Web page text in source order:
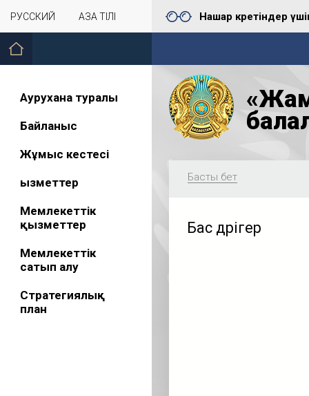
РУССКИЙ ҚАЗАҚ ТІЛІ Нашар көретіндер
Аурухана туралы
Байланыс
Жұмыс кестесі
Қызметтер
Мемлекеттік
қызметтер
Мемлекеттік
сатып алу
Стратегиялық
план
Басты бет
Бас дәрігер